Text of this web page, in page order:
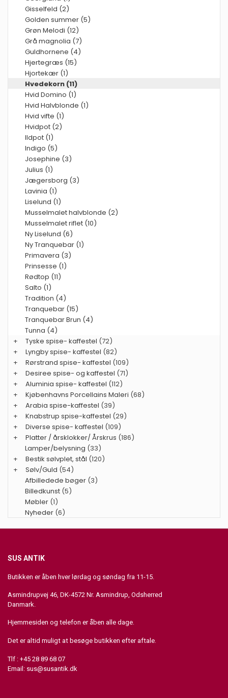
Gisselfeld (2)
Golden summer (5)
Grøn Melodi (12)
Grå magnolia (7)
Guldhornene (4)
Hjertegræs (15)
Hjortekær (1)
Hvedekorn (11)
Hvid Domino (1)
Hvid Halvblonde (1)
Hvid vifte (1)
Hvidpot (2)
Ildpot (1)
Indigo (5)
Josephine (3)
Julius (1)
Jægersborg (3)
Lavinia (1)
Liselund (1)
Musselmalet halvblonde (2)
Musselmalet riflet (10)
Ny Liselund (6)
Ny Tranquebar (1)
Primavera (3)
Prinsesse (1)
Rødtop (11)
Salto (1)
Tradition (4)
Tranquebar (15)
Tranquebar Brun (4)
Tunna (4)
+
Tyske spise- kaffestel (72)
+
Lyngby spise- kaffestel (82)
+
Rørstrand spise- kaffestel (109)
+
Desiree spise- og kaffestel (71)
+
Aluminia spise- kaffestel (112)
+
Kjøbenhavns Porcellains Maleri (68)
+
Arabia spise-kaffestel (39)
+
Knabstrup spise-kaffestel (29)
+
Diverse spise- kaffestel (109)
+
Platter / årsklokker/ Årskrus (186)
Lamper/belysning (33)
+
Bestik sølvplet, stål (120)
+
Sølv/Guld (54)
Afbilledede bøger (3)
Billedkunst (5)
Møbler (1)
Nyheder (6)
SUS ANTIK
Butikken er åben hver lørdag og søndag fra 11-15.
Asmindrupvej 46, DK-4572 Nr. Asmindrup, Odsherred
Danmark.
Hjemmesiden og telefon er åben alle dage.
Det er altid muligt at besøge butikken efter aftale.
Tlf : +45 28 89 68 07
Email: sus@susantik.dk